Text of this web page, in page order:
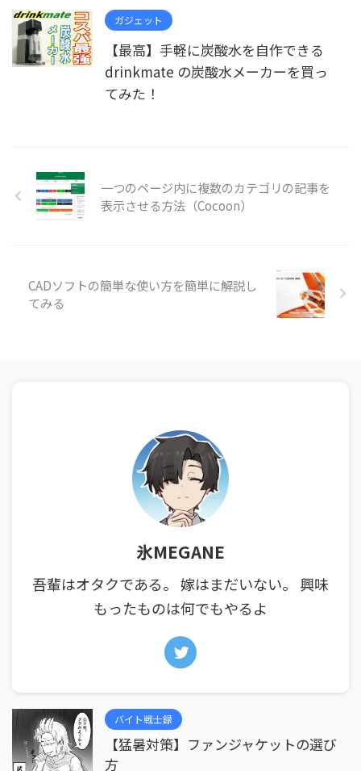
ガジェット
【最高】手軽に炭酸水を自作できる
drinkmate の炭酸水メーカーを買っ
てみた！
一つのページ内に複数のカテゴリの記事を
表示させる方法（Cocoon）
CADソフトの簡単な使い方を簡単に解説し
てみる
氷MEGANE
吾輩はオタクである。 嫁はまだいない。 興味
もったものは何でもやるよ
バイト戦士録
【猛暑対策】ファンジャケットの選び
方